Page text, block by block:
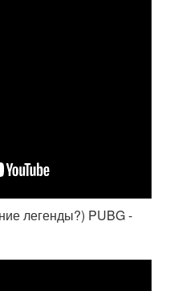
легенды?) PUBG -